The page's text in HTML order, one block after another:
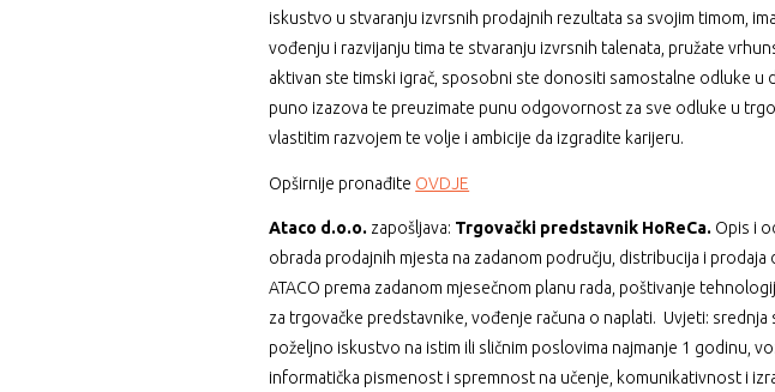
iskustvo u stvaranju izvrsnih prodajnih rezultata sa svojim timom,
vođenju i razvijanju tima te stvaranju izvrsnih talenata, pružate
aktivan ste timski igrač, sposobni ste donositi samostalne odluke u
puno izazova te preuzimate punu odgovornost za sve odluke u
vlastitim razvojem te volje i ambicije da izgradite karijeru.
Opširnije pronađite OVDJE
Ataco d.o.o. zapošljava: Trgovački predstavnik HoReCa. Opis i
obrada prodajnih mjesta na zadanom području, distribucija i prodaja
ATACO prema zadanom mjesečnom planu rada, poštivanje
za trgovačke predstavnike, vođenje računa o naplati. Uvjeti: srednja
poželjno iskustvo na istim ili sličnim poslovima najmanje 1 godinu,
informatička pismenost i spremnost na učenje, komunikativnost i